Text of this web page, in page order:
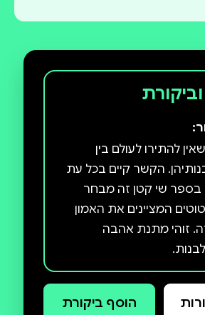
להתירו לעולם בין
הקשר קיים בכל עת
בספר שי קטן זה מבחר
המציינים את האמון
זוהי מתנת אהבה
הוסף ביקורת